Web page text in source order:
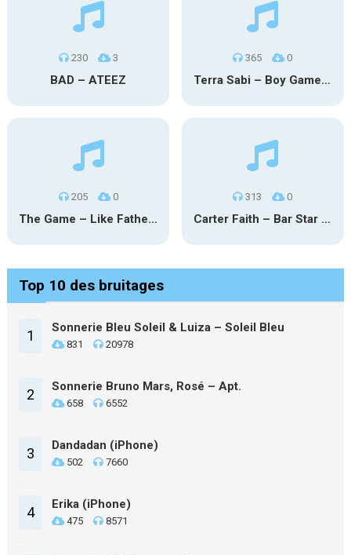
230 3
BAD – ATEEZ
365 0
Terra Sabi – Boy Game X Marcia Cruz
205 0
The Game – Like Father Like Daughter
313 0
Carter Faith – Bar Star Vevo
Top 10 des bruitages
1 Sonnerie Bleu Soleil & Luiza – Soleil Bleu
831 20978
2 Sonnerie Bruno Mars, Rosé – Apt.
658 6552
3 Dandadan (iPhone)
502 7660
4 Erika (iPhone)
475 8571